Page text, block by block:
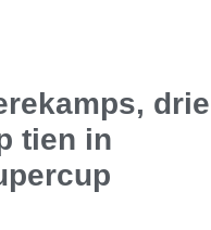
drie
tien in